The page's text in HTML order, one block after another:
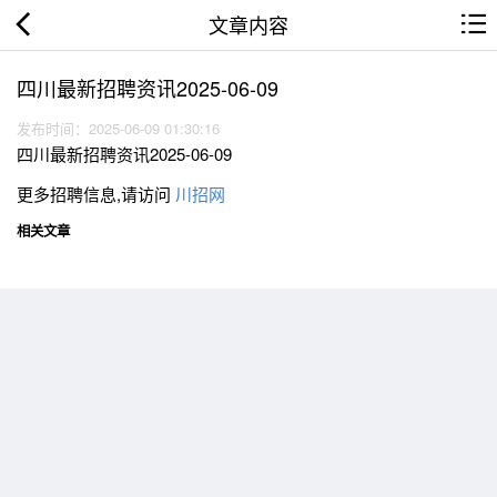
文章内容
四川最新招聘资讯2025-06-09
发布时间：2025-06-09 01:30:16
四川最新招聘资讯2025-06-09
更多招聘信息,请访问 川招网
相关文章